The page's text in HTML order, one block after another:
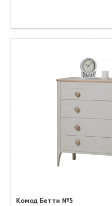
Комод Бетти №5